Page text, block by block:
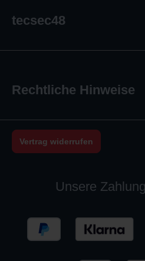
tecsec48
Rechtliche Hinweise
Vertrag widerrufen
Unsere